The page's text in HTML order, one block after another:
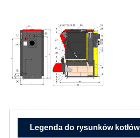
Legenda do rysunków kotłów